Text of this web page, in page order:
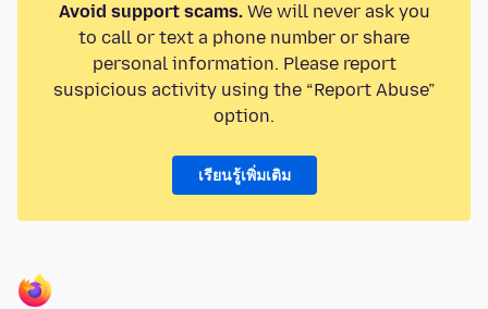
Avoid support scams.We will never ask you
to call or text a phone number or share
personal information. Please report
suspicious activity using the “Report Abuse”
option.
เรียนรู้เพิ่มเติม